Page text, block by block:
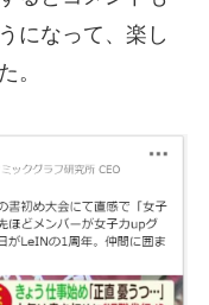
になって、楽し
。